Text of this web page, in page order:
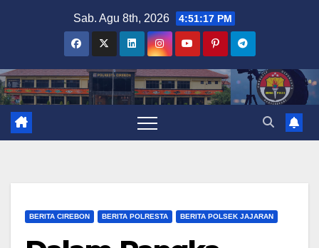
Sab. Agu 8th, 2026 4:51:18 PM
BERITA CIREBON BERITA POLRESTA BERITA POLSEK JAJARAN